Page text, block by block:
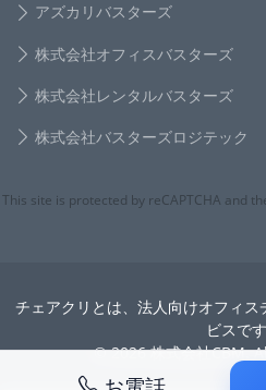
アズカリバスターズ
株式会社オフィスバスターズ
株式会社レンタルバスターズ
株式会社バスターズロジテック
This site is protected by reCAPTCHA and
チェアクリとは、法人向けオフィ
ビスです
© 2026 株式会社CBM.